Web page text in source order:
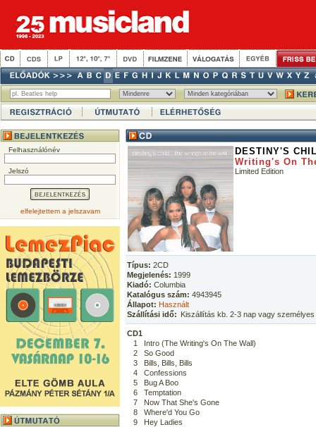
Felhasználónév
Jelszó
elfelejtettem a jelszavam
DESTINY'S
Writing's On
Limited Edition
Típus: 2CD
Megjelenés: 1999
Kiadó: Columbia
Katalógus szám: 4943945
Állapot: Használt
Szállítási idő: Kiszállítás kb. 2-3 nap vagy
CD1
1
Intro (The Writing's On The Wall)
2
So Good
3
Bills, Bills, Bills
4
Confessions
5
Bug A Boo
6
Temptation
7
Now That She's Gone
8
Where'd You Go
9
Hey Ladies